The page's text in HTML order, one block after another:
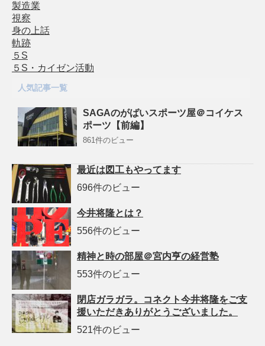
製造業
視察
身の上話
軌跡
５S
５S・カイゼン活動
人気記事一覧
SAGAのがばいスポーツ屋＠コイケス
ポーツ【前編】
861件のビュー
最近は図工もやってます
696件のビュー
今井将隆とは？
556件のビュー
精神と時の部屋＠宮内亨の経営塾
553件のビュー
閉店ガラガラ。コネクト今井将隆をご支
援いただきありがとうございました。
521件のビュー